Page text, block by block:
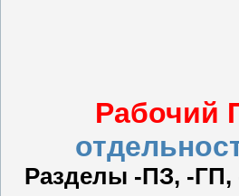
Рабочий
Разделы -ПЗ, -